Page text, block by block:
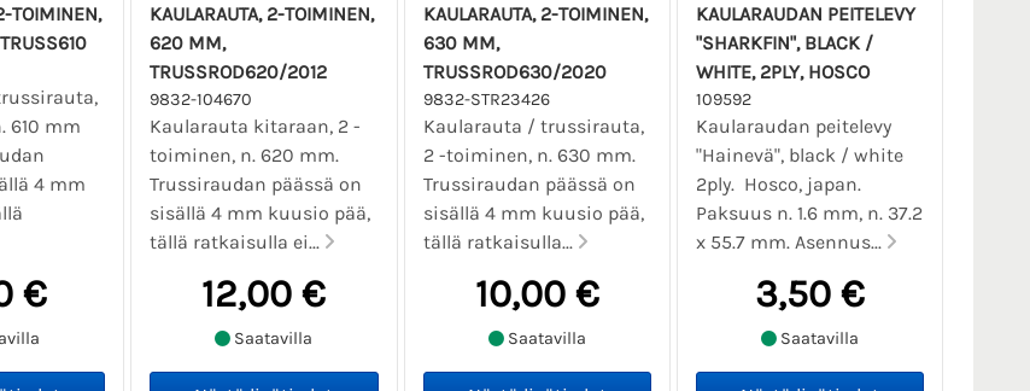
TOIMINEN,
610 mm
4 mm
€
KAULARAUTA, 2-TOIMINEN,
620 MM,
TRUSSROD620/2012
9832-104670
Kaularauta kitaraan, 2 -
toiminen, n. 620 mm.
Trussiraudan päässä on
sisällä 4 mm kuusio pää,
tällä ratkaisulla ei...
12,00 €
Saatavilla
KAULARAUTA, 2-TOIMINEN,
630 MM,
TRUSSROD630/2020
9832-STR23426
Kaularauta / trussirauta,
2 -toiminen, n. 630 mm.
Trussiraudan päässä on
sisällä 4 mm kuusio pää,
tällä ratkaisulla...
10,00 €
Saatavilla
KAULARAUDAN PEITELEVY
"SHARKFIN", BLACK /
WHITE, 2PLY, HOSCO
109592
Kaularaudan peitelevy
"Hainevä", black / white
2ply. Hosco, japan.
Paksuus n. 1.6 mm, n. 37.2
x 55.7 mm. Asennus...
3,50 €
Saatavilla